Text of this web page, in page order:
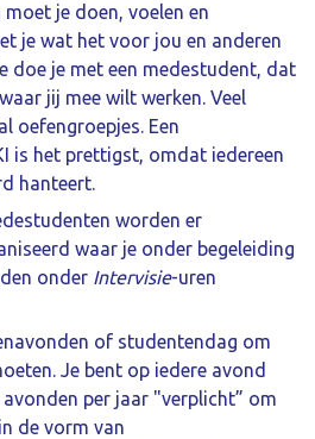
je doen, voelen en
je wat het voor jou en anderen
doe je met een medestudent, dat
jij mee wilt werken. Veel
oefengroepjes. Een
is het prettigst, omdat iedereen
hanteert.
worden er
waar je onder begeleiding
onder Intervisie-uren
of studentendag om
Je bent op iedere avond
per jaar "verplicht” om
de vorm van